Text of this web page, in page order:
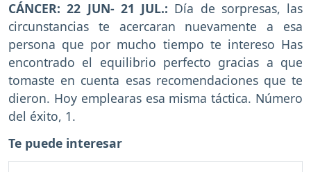
CÁNCER: 22 JUN- 21 JUL.: Día de sorpresas, las
circunstancias te acercaran nuevamente a esa
persona que por mucho tiempo te intereso Has
encontrado el equilibrio perfecto gracias a que
tomaste en cuenta esas recomendaciones que te
dieron. Hoy emplearas esa misma táctica. Número
del éxito, 1.
Te puede interesar